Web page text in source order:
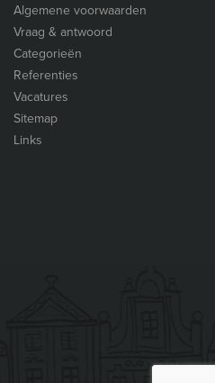
Algemene voorwaarden
Vraag & antwoord
Categorieën
Referenties
Vacatures
Sitemap
Links